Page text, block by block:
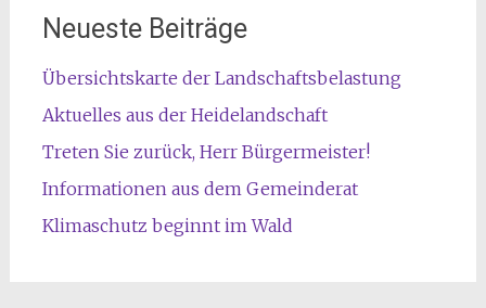
Neueste Beiträge
Übersichtskarte der Landschaftsbelastung
Aktuelles aus der Heidelandschaft
Treten Sie zurück, Herr Bürgermeister!
Informationen aus dem Gemeinderat
Klimaschutz beginnt im Wald